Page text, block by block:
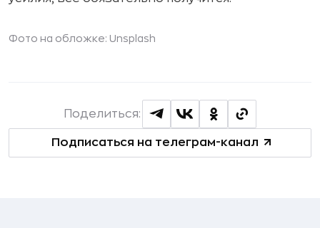
Фото на обложке: Unsplash
Подписаться на телеграм-канал
Поделиться: